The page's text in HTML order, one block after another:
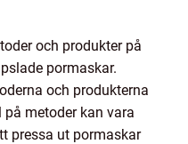
och produkter på
pormaskar.
och produkterna
metoder kan vara
pressa ut pormaskar